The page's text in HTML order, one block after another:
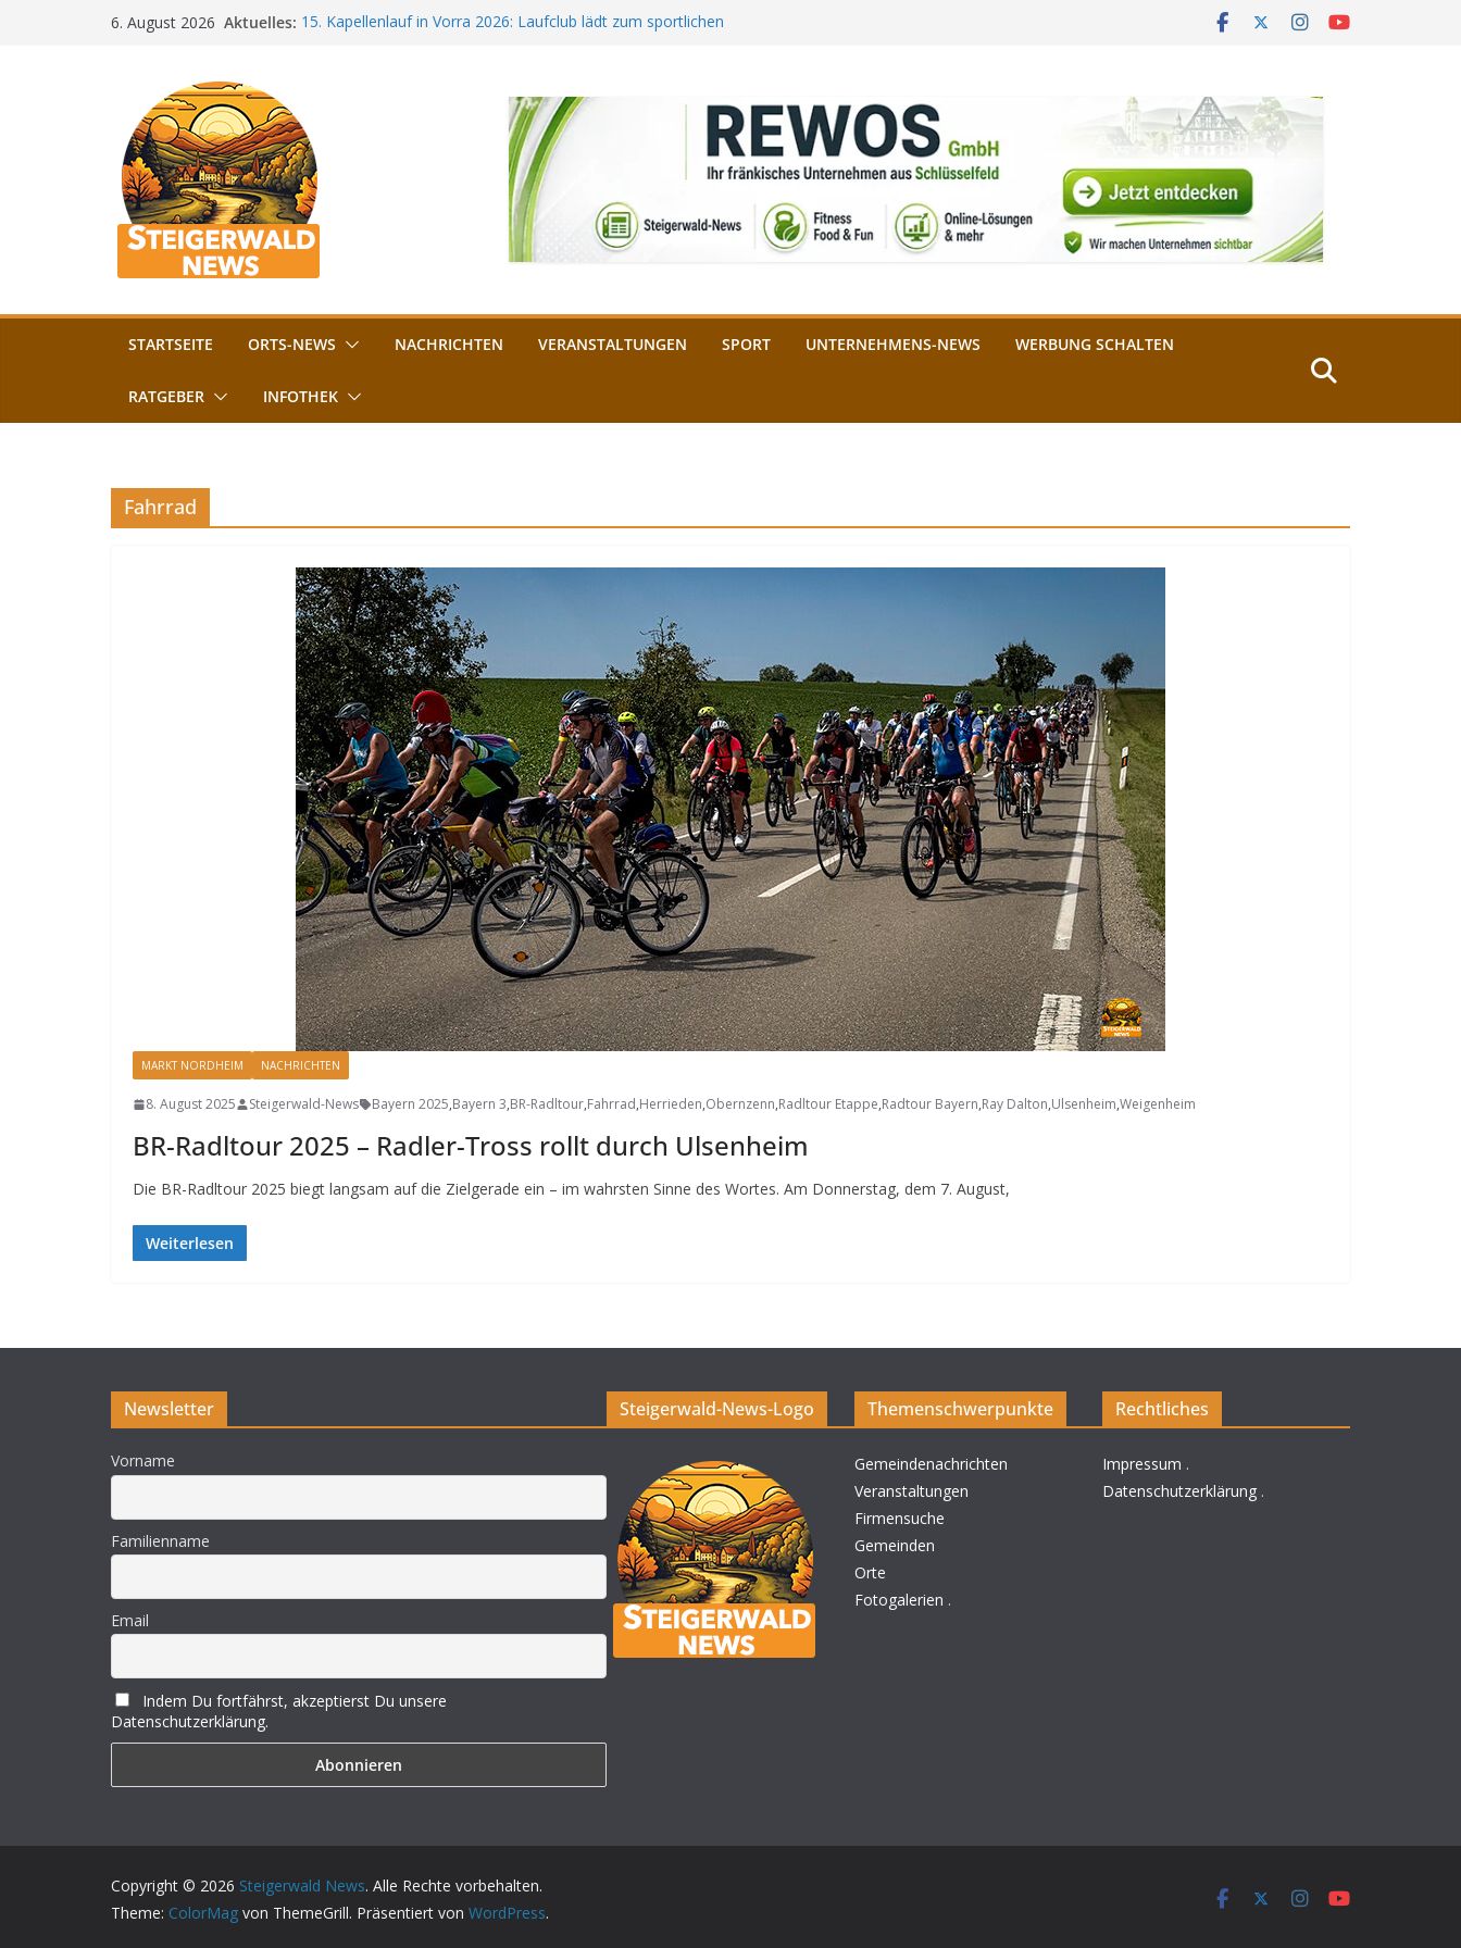
6. August 2026 Aktuelles: 15. Kapellenlauf in Vorra 2026: Laufclub lädt zum sportlichen
„Bamberger Böhnla“: Kaffee aus Bamberg unterstützt die
Lebenshilfe
Aschbacher Kerwa startet bald: Das ist heuer geboten
Vollsperrung am Friedhof in Schlüsselfeld: Kreuzung ab 3.
August gesperrt
STARTSEITE ORTS-NEWS NACHRICHTEN VERANSTALTUNGEN SPORT UNTERNEHMENS-NEWS WERBUNG SCHALTEN
RATGEBER INFOTHEK
Fahrrad
MARKT NORDHEIM NACHRICHTEN
8. August 2025 Steigerwald-News Bayern 2025,Bayern 3,BR-Radltour,Fahrrad,Herrieden,Obernzenn,Radltour Etappe,Radtour Bayern,Ray Dalton,Ulsenheim,Weigenheim
BR-Radltour 2025 – Radler-Tross rollt durch Ulsenheim
Die BR-Radltour 2025 biegt langsam auf die Zielgerade ein – im wahrsten Sinne des Wortes. Am Donnerstag, dem 7. August,
Weiterlesen
Newsletter
Vorname
Familienname
Email
Indem Du fortfährst, akzeptierst Du unsere
Datenschutzerklärung.
Steigerwald-News-Logo Themenschwerpunkte
Gemeindenachrichten
Veranstaltungen
Firmensuche
Gemeinden
Orte
Fotogalerien .
Rechtliches
Impressum .
Datenschutzerklärung .
Copyright © 2026 Steigerwald News. Alle Rechte vorbehalten.
Theme: ColorMag von ThemeGrill. Präsentiert von WordPress.